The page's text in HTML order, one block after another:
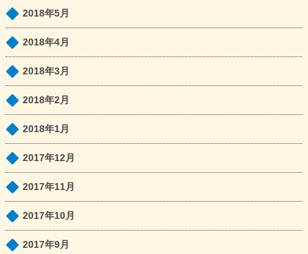
2018年5月
2018年4月
2018年3月
2018年2月
2018年1月
2017年12月
2017年11月
2017年10月
2017年9月